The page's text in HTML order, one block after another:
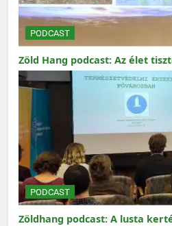
PODCAST
Zöld Hang podcast: Az élet
PODCAST
Zöldhang podcast: A lusta